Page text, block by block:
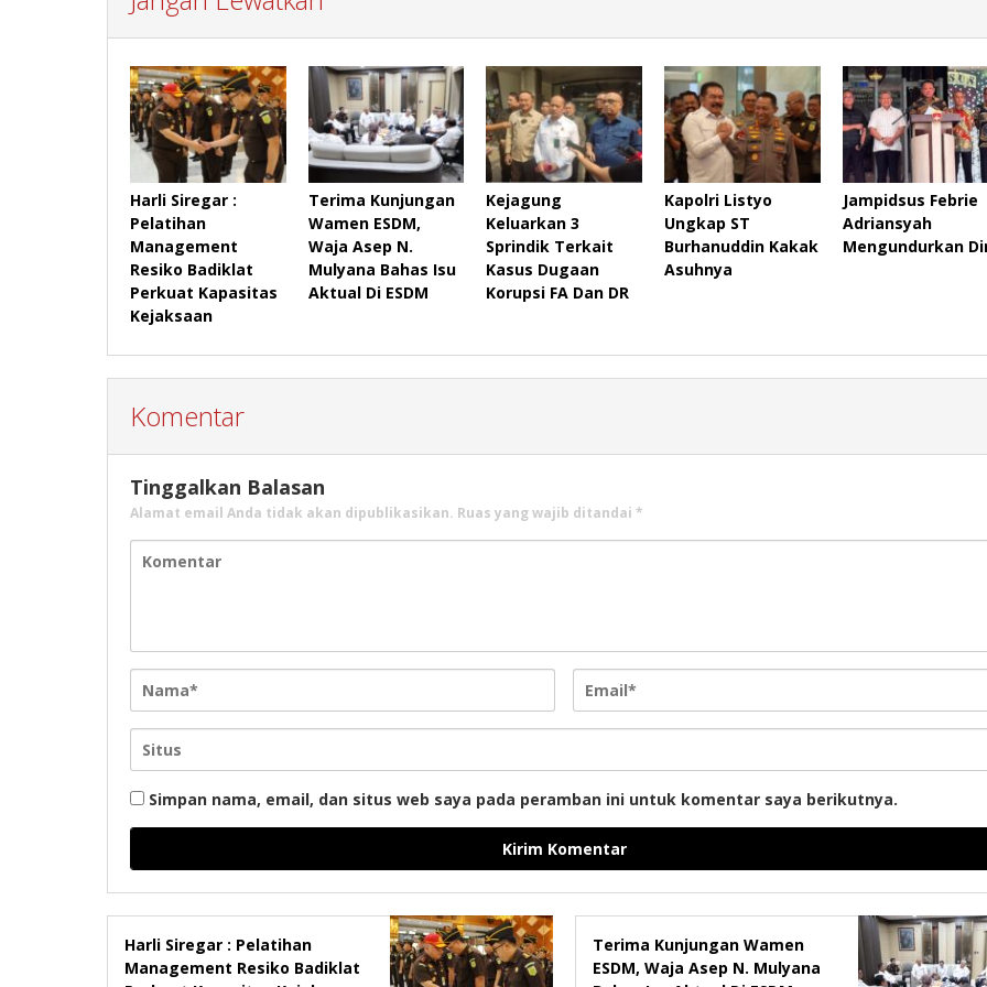
Harli Siregar :
Pelatihan
Management
Resiko Badiklat
Perkuat Kapasitas
Kejaksaan
Terima Kunjungan
Wamen ESDM,
Waja Asep N.
Mulyana Bahas Isu
Aktual Di ESDM
Kejagung
Keluarkan 3
Sprindik Terkait
Kasus Dugaan
Korupsi FA Dan DR
Kapolri Listyo
Ungkap ST
Burhanuddin Kakak
Asuhnya
Jampidsus Febrie
Adriansyah
Mengundurkan
Komentar
Tinggalkan Balasan
Alamat email Anda tidak akan dipublikasikan. Ruas yang wajib ditandai *
Simpan nama, email, dan situs web saya pada peramban ini untuk komentar saya berikutnya.
Harli Siregar : Pelatihan
Management Resiko Badiklat
Terima Kunjungan Wamen
ESDM, Waja Asep N. Mulyana